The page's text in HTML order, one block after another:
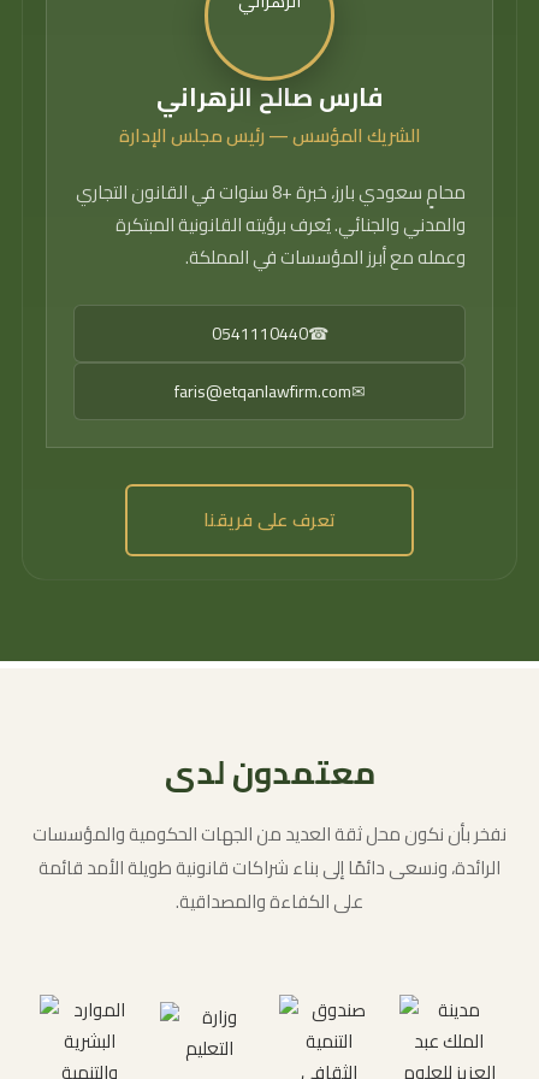
فارس صالح الزهراني
الشريك المؤسس — رئيس مجلس الإدارة
محامٍ سعودي بارز، خبرة +8 سنوات في القانون التجاري
والمدني والجنائي. يُعرف برؤيته القانونية المبتكرة
وعمله مع أبرز المؤسسات في المملكة.
☎
0541110440
✉
faris@etqanlawfirm.com
تعرف على فريقنا
معتمدون لدى
نفخر بأن نكون محل ثقة العديد من الجهات الحكومية والمؤسسات
الرائدة، ونسعى دائمًا إلى بناء شراكات قانونية طويلة الأمد قائمة
على الكفاءة والمصداقية.